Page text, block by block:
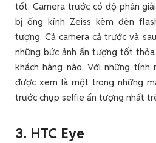
tốt. Camera trước có độ phân
bị ống kính Zeiss kèm đèn
tượng. Cả camera cả trước và
những bức ảnh ấn tượng tốt
khách hàng nào. Với những tính
được xem là một trong những
trước chụp selfie ấn tượng nhất
3. HTC Eye